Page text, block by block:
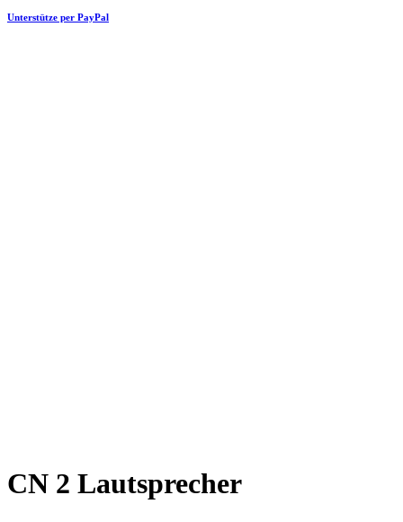
Unterstütze per PayPal
CN 2 Lautsprecher